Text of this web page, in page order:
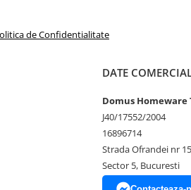
de Confidentialitate
DATE
Domus Homeware
J40/17552/2004
16896714
Strada Ofrandei nr 15
Sector 5, Bucuresti